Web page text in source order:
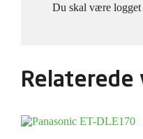
Du skal være logget
Relaterede